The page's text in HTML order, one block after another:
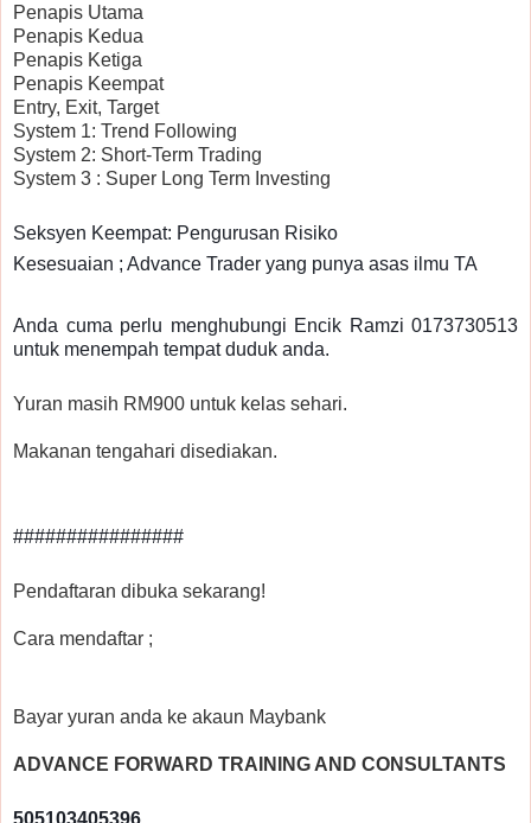
Penapis Utama
Penapis Kedua
Penapis Ketiga
Penapis Keempat
Entry, Exit, Target
System 1: Trend Following
System 2: Short-Term Trading
System 3 : Super Long Term Investing
Seksyen Keempat: Pengurusan Risiko
Kesesuaian ; Advance Trader yang punya asas ilmu TA
Anda cuma perlu menghubungi Encik Ramzi 0173730513
untuk menempah tempat duduk anda.
Yuran masih RM900 untuk kelas sehari.
Makanan tengahari disediakan.
################
Pendaftaran dibuka sekarang!
Cara mendaftar ;
Bayar yuran anda ke akaun Maybank
ADVANCE FORWARD TRAINING AND CONSULTANTS
505103405396